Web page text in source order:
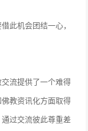
此机会团结一心，
流提供了一个难得
教资讯化方面取得
过交流彼此尊重差